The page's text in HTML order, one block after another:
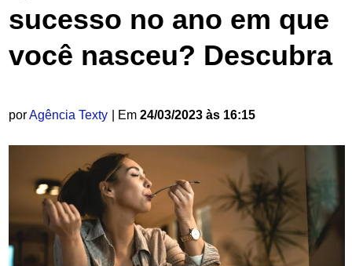
sucesso no ano em que
você nasceu? Descubra
porAgência Texty | Em 24/03/2023 às 16:15